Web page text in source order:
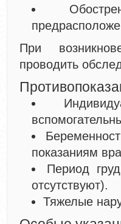
При
проводить
показаниям
Период
отсутствуют).
Тяжелые